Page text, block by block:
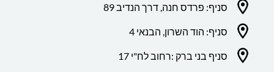
סניף: פרדס חנה, דרך הנדיב 89
סניף: הוד השרון, הבנאי 4
סניף בני ברק :רחוב לח"י 17